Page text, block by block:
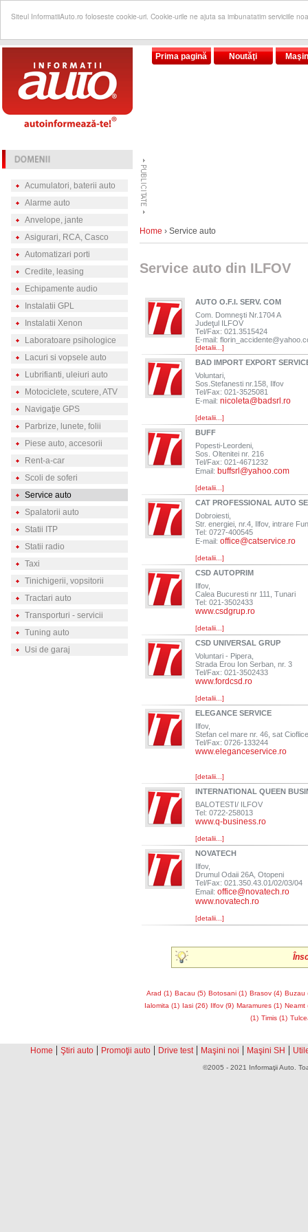
Siteul InformatiiAuto.ro foloseste cookie-uri. Cookie-urile ne ajuta sa imbunatatim serviciile
Prima pagină Noutăţi
Acumulatori, baterii auto
Alarme auto
Anvelope, jante
Asigurari, RCA, Casco
Automatizari porti
Credite, leasing
Echipamente audio
Instalatii GPL
Instalatii Xenon
Laboratoare psihologice
Lacuri si vopsele auto
Lubrifianti, uleiuri auto
Motociclete, scutere, ATV
Navigaţie GPS
Parbrize, lunete, folii
Piese auto, accesorii
Rent-a-car
Scoli de soferi
Service auto
Spalatorii auto
Statii ITP
Statii radio
Taxi
Tinichigerii, vopsitorii
Tractari auto
Transporturi - servicii
Tuning auto
Usi de garaj
Home › Service auto
Service auto din ILFOV
AUTO O.F.I. SERV. COM
Com. Domneşti Nr.1704 A
Judeţul ILFOV
Tel/Fax: 021.3515424
E-mail:
[detalii...]
BAD IMPORT EXPORT
Voluntari,
Sos.Stefanesti nr.158, Ilfov
Tel/Fax: 021-3525081
E-mail: nicoleta@badsrl.ro
[detalii...]
BUFF
Popesti-Leordeni,
Sos. Oltenitei nr. 216
Tel/Fax: 021-4671232
Email: buffsrl@yahoo.com
[detalii...]
CAT PROFESSIONAL AUTO
Dobroiesti,
Str. energiei, nr.4, Ilfov, intrare
Tel: 0727-400545
E-mail: office@catservice.ro
[detalii...]
CSD AUTOPRIM
Ilfov,
Calea Bucuresti nr 111, Tunari
Tel: 021-3502433
www.csdgrup.ro
[detalii...]
CSD UNIVERSAL GRUP
Voluntari - Pipera,
Strada Erou Ion Serban, nr. 3
Tel/Fax: 021-3502433
www.fordcsd.ro
[detalii...]
ELEGANCE SERVICE
Ilfov,
Stefan cel mare nr. 46, sat
Tel/Fax: 0726-133244
www.eleganceservice.ro
[detalii...]
INTERNATIONAL QUEEN
BALOTESTI/ ILFOV
Tel: 0722-258013
www.q-business.ro
[detalii...]
NOVATECH
Ilfov,
Drumul Odaii 26A, Otopeni
Tel/Fax: 021.350.43.01/02/03/04
Email: office@novatech.ro
www.novatech.ro
[detalii...]
Arad (1) Bacau (5) Botosani (1) Brasov (4) Buzau
Ialomita (1) Iasi (26) Ilfov (9) Maramures (1) Neamt
(1) Timis (1)
Home | Ştiri auto | Promoţii auto | Drive test | Maşini noi | Maşini SH |
©2005 - 2021 Informaţii Auto.